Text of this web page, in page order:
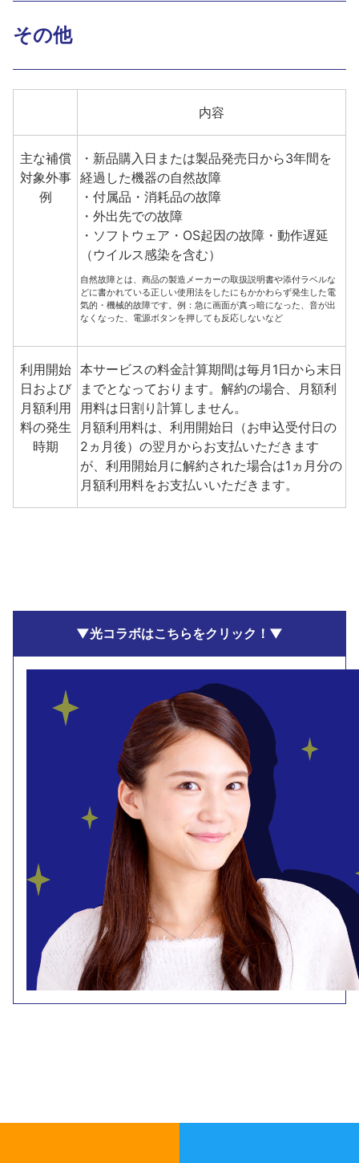
その他
内容
主な補償
対象外事
例
・新品購入日または製品発売日から3年間を
経過した機器の自然故障
・付属品・消耗品の故障
・外出先での故障
・ソフトウェア・OS起因の故障・動作遅延
（ウイルス感染を含む）
自然故障とは、商品の製造メーカーの取扱説明書や添付ラベルな
どに書かれている正しい使用法をしたにもかかわらず発生した電
気的・機械的故障です。例：急に画面が真っ暗になった、音が出
なくなった、電源ボタンを押しても反応しないなど
利用開始
日および
月額利用
料の発生
時期
本サービスの料金計算期間は毎月1日から末日
までとなっております。解約の場合、月額利
用料は日割り計算しません。
月額利用料は、利用開始日（お申込受付日の
2ヵ月後）の翌月からお支払いただきます
が、利用開始月に解約された場合は1ヵ月分の
月額利用料をお支払いいただきます。
▼光コラボはこちらをクリック！▼